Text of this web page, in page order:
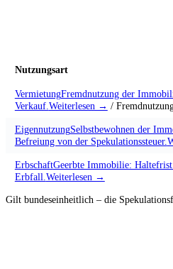
Nutzungsart
VermietungFremdnutzung der
Verkauf.Weiterlesen → /
EigennutzungSelbstbewohnen der
Befreiung von der Spekulationssteuer.
ErbschaftGeerbte Immobilie:
Erbfall.Weiterlesen →
Gilt bundeseinheitlich – die